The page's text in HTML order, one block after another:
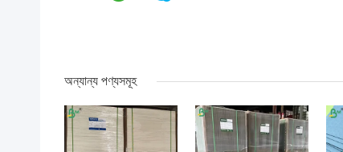
অন্যান্য পণ্যসমূহ